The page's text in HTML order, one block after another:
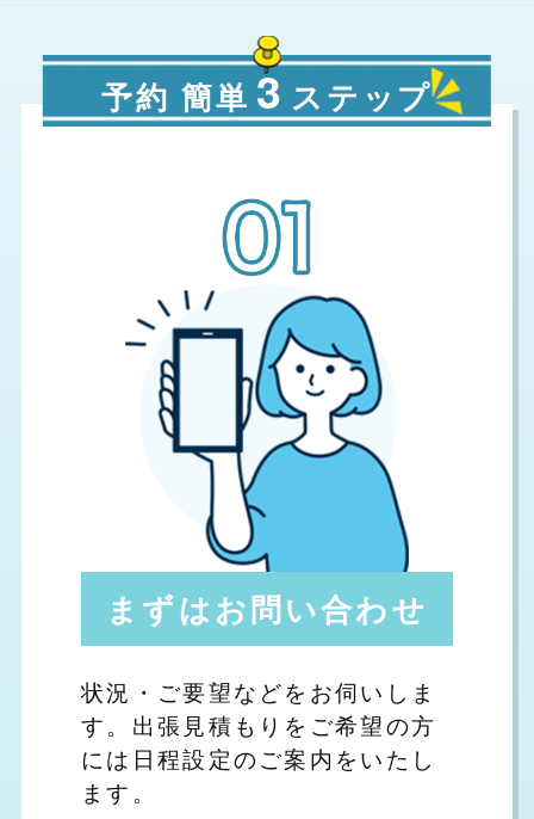
予約 簡単 3 ステップ
まずはお問い合わせ
状況・ご要望などをお伺いしま
す。出張見積もりをご希望の方
には日程設定のご案内をいたし
ます。